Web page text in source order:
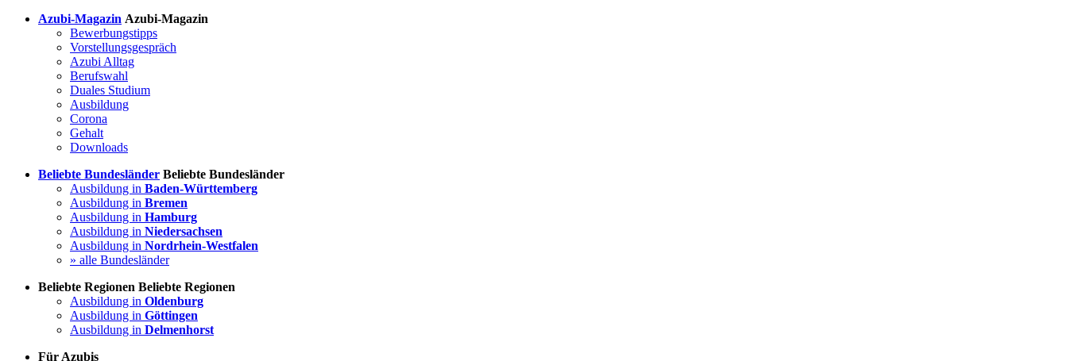
Azubi-Magazin Azubi-Magazin
Bewerbungstipps
Vorstellungsgespräch
Azubi Alltag
Berufswahl
Duales Studium
Ausbildung
Corona
Gehalt
Downloads
Beliebte Bundesländer Beliebte Bundesländer
Ausbildung in Baden-Württemberg
Ausbildung in Bremen
Ausbildung in Hamburg
Ausbildung in Niedersachsen
Ausbildung in Nordrhein-Westfalen
» alle Bundesländer
Beliebte Regionen Beliebte Regionen
Ausbildung in Oldenburg
Ausbildung in Göttingen
Ausbildung in Delmenhorst
Für Azubis